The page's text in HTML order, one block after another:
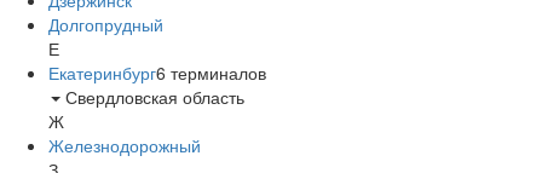
Долгопрудный
Е
Екатеринбург6 терминалов
Свердловская область
Ж
Железнодорожный